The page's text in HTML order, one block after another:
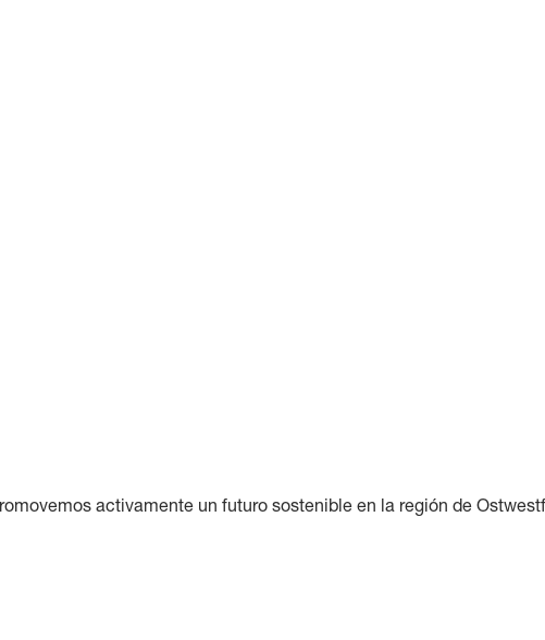
activamente un futuro sostenible en la región de